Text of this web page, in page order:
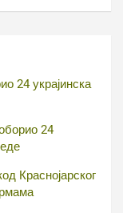
24 украјинска
24
Краснојарског